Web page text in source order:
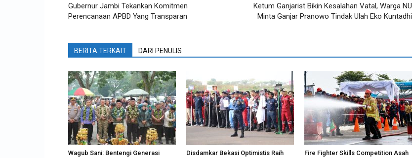
Gubernur Jambi Tekankan Komitmen
Perencanaan APBD Yang Transparan
Ketum Ganjarist Bikin Kesalahan Vatal, Warga NU
Minta Ganjar Pranowo Tindak Ulah Eko Kuntadhi
BERITA TERKAIT DARI PENULIS
Wagub Sani: Bentengi Generasi
Disdamkar Bekasi Optimistis Raih
Fire Fighter Skills Competition Asah